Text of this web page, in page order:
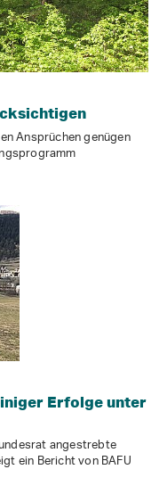
Ansprüchen genügen
Erfolge unter
angestrebte
ein Bericht von BAFU